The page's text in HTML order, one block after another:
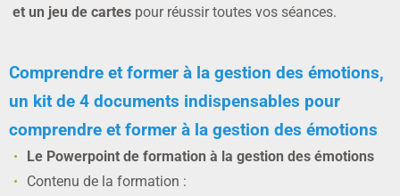
et un jeu de cartes pour réussir toutes vos séances.
Comprendre et former à la gestion des émotions,
un kit de 4 documents indispensables pour
comprendre et former à la gestion des émotions
Le Powerpoint de formation à la gestion des émotions
Contenu de la formation :